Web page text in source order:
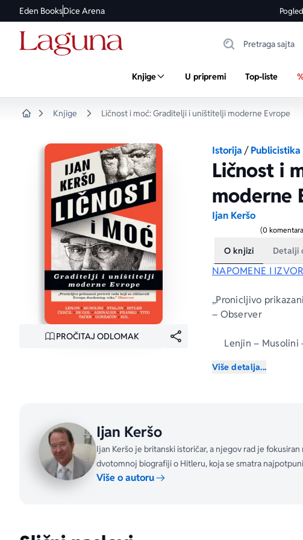
Eden BooksDice Arena
Knjige U pripremi Top-liste
Knjige Ličnost i moć: Graditelji i uništitelji moderne Evrope
PROČITAJ ODLOMAK
Istorija/Publicistika
Ličnost i
moderne
Ijan Keršo
(0
O knjizi Detalji
NAPOMENE I
„Pronicljivo
– Observer
Lenjin – Musolini
posledice, ali i
Nova knjiga Ijana
Više detalja...
Ijan Keršo
Ijan Keršo je britanski istoričar, a njegov rad je
dvotomnoj biografiji o Hitleru, koja se smatra
Više o autoru